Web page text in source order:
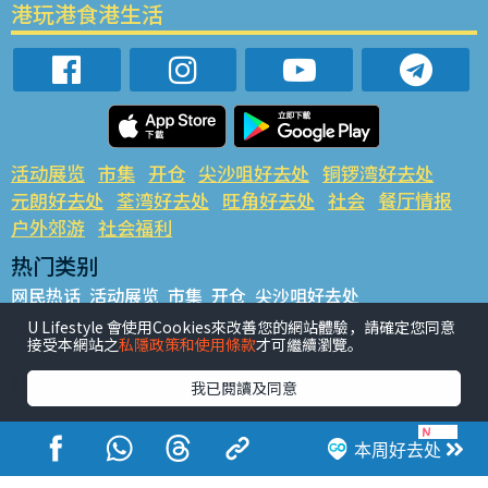
本周好去处
港玩港食港生活
活动展览 市集 开仓 尖沙咀好去处 铜锣湾好去处
元朗好去处 荃湾好去处 旺角好去处 社会 餐厅情报
户外郊游 社会福利
热门类别
网民热话 活动展览 市集 开仓 尖沙咀好去处
铜锣湾好去处 元朗好去处 荃湾好去处 旺角好去处 社会
餐厅情报 户外郊游
热门标签
#UGO揾好去处 #人气活动推介 #美食社群热话
#亲子玩乐好去处
#ULifestyle应用程式
#限时抢
#UJetso礼物放送
#ULifestyle商户中心 #著数 #网络热话
U Lifestyle 會使用Cookies來改善您的網站體驗，請確定您同意
接受本網站之私隱政策和使用條款才可繼續瀏覽。
我已閱讀及同意